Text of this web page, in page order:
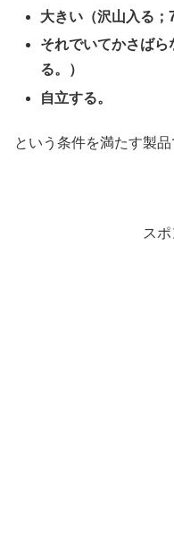
大きい（沢山入る；
それでいてかさばら
る。）
自立する。
という条件を満たす製品
ス